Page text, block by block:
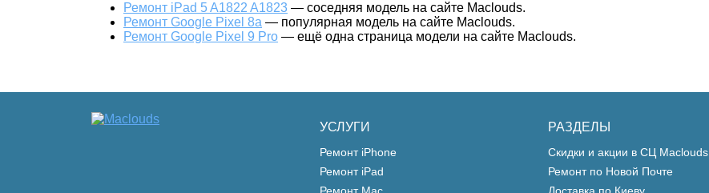
Ремонт iPad 5 A1822 A1823 — соседняя модель на сайте Maclouds.
Ремонт Google Pixel 8a — популярная модель на сайте Maclouds.
Ремонт Google Pixel 9 Pro — ещё одна страница модели на сайте Maclouds.
УСЛУГИ
Ремонт iPhone
Ремонт iPad
РАЗДЕЛЫ
Скидки и акции в СЦ Maclouds
Ремонт по Новой Почте